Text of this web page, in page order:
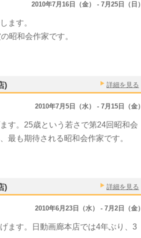
2010年7月16日（金） - 7月25日（日）
ます。
昭和会作家です。
) 詳細を見る
2010年7月5日（水） - 7月15日（金）
す。25歳という若さで第24回昭和会
最も期待される昭和会作家です。
) 詳細を見る
2010年6月23日（水） - 7月2日（金）
ます。日動画廊本店では4年ぶり、3